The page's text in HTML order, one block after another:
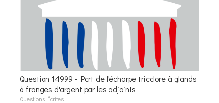
Question 14999 - Port de l'écharpe tricolore à glands
à franges d'argent par les adjoints
Questions Écrites